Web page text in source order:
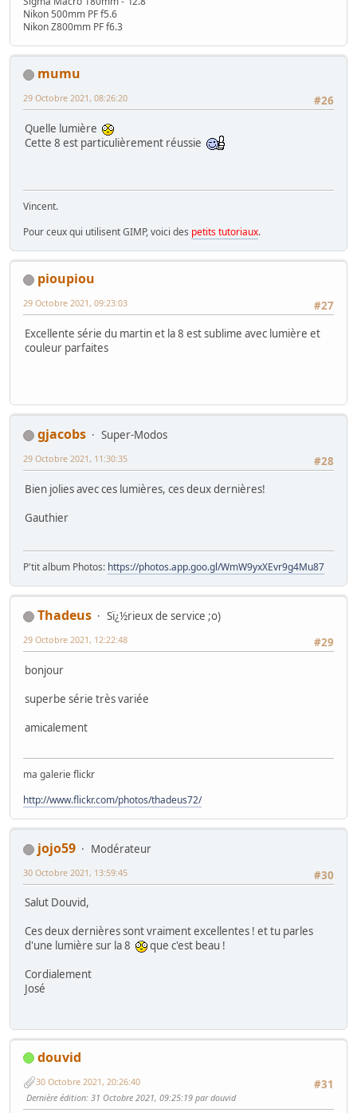
Nikon 500mm PF f5.6
Nikon Z800mm PF f6.3
mumu
#26
29 Octobre 2021, 08:26:20
Quelle lumière
Cette 8 est particulièrement réussie
Vincent.
Pour ceux qui utilisent GIMP, voici des petits tutoriaux.
pioupiou
#27
29 Octobre 2021, 09:23:03
Excellente série du martin et la 8 est sublime avec lumière et
couleur parfaites
gjacobs
Super-Modos
#28
29 Octobre 2021, 11:30:35
Bien jolies avec ces lumières, ces deux dernières!
Gauthier
P'tit album Photos: https://photos.app.goo.gl/WmW9yxXEvr9g4Mu87
Thadeus
Sï¿½rieux de service ;o)
#29
29 Octobre 2021, 12:22:48
bonjour
superbe série très variée
amicalement
ma galerie flickr
http://www.flickr.com/photos/thadeus72/
jojo59
Modérateur
#30
30 Octobre 2021, 13:59:45
Salut Douvid,
Ces deux dernières sont vraiment excellentes ! et tu parles
d'une lumière sur la 8
que c'est beau !
Cordialement
José
douvid
#31
30 Octobre 2021, 20:26:40
Dernière édition: 31 Octobre 2021, 09:25:19 par douvid